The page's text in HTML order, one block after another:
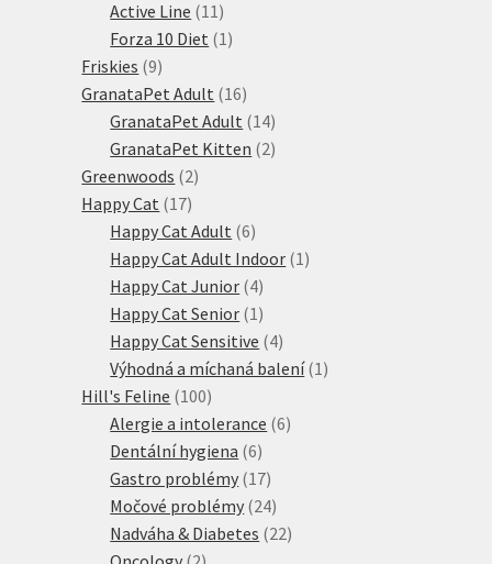
produktů
Active Line 11 11
produktů
Forza 10 Diet 1 1
Friskies 99
produktů
GranataPet Adult 1616
produktů
GranataPet Adult 1414
produktů
GranataPet Kitten 22
Greenwoods 22
Happy Cat 1717
produktů
Happy Cat Adult 66
produktů
Happy Cat Adult Indoor 1 1
Happy Cat Junior 44
produkty
Happy Cat Senior 1 1
produkt
Happy Cat Sensitive 44
produkty
Výhodná a míchaná balení 1 1
Hill's Feline 100100
produktů
Alergie a intolerance 66
Dentální hygiena 66
produktů
Gastro problémy 1717
produktů
Močové problémy 2424
produktů
Nadváha & Diabetes 2222
2